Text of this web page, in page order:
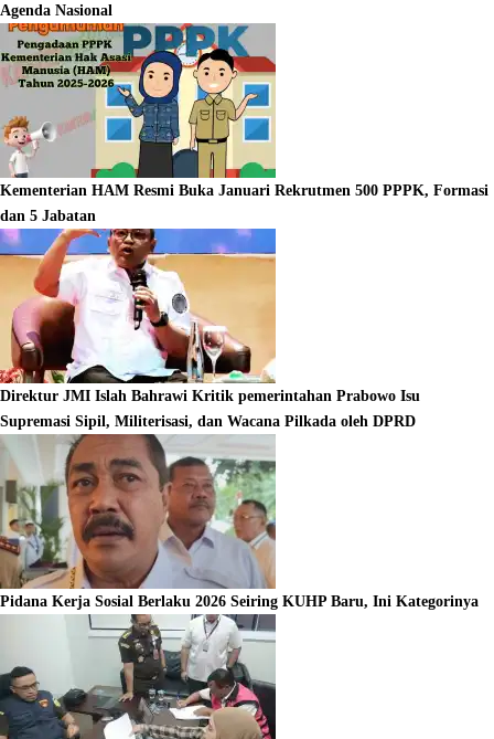
Agenda Nasional
Kementerian HAM Resmi Buka Januari Rekrutmen 500 PPPK, Formasi
dan 5 Jabatan
Direktur JMI Islah Bahrawi Kritik pemerintahan Prabowo Isu
Supremasi Sipil, Militerisasi, dan Wacana Pilkada oleh DPRD
Pidana Kerja Sosial Berlaku 2026 Seiring KUHP Baru, Ini Kategorinya